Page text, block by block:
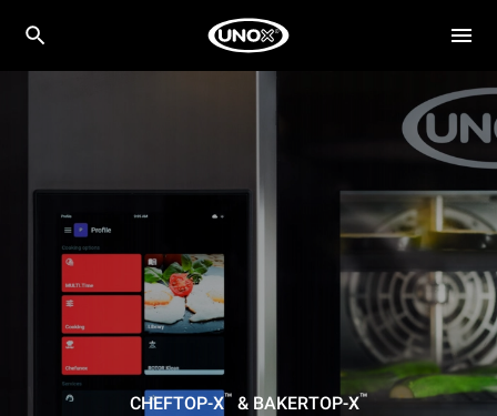
CHEFTOP-X™ & BAKERTOP-X™